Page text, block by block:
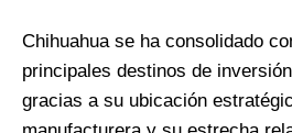
Chihuahua se ha consolidado
principales destinos de
gracias a su ubicación